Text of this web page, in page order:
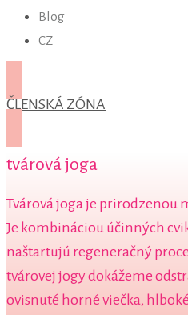
Blog
CZ
ČLENSKÁ ZÓNA
tvárová joga
Tvárová joga je prirodzenou
Je kombináciou účinných
naštartujú regeneračný
tvárovej jogy dokážeme
ovisnuté horné viečka,